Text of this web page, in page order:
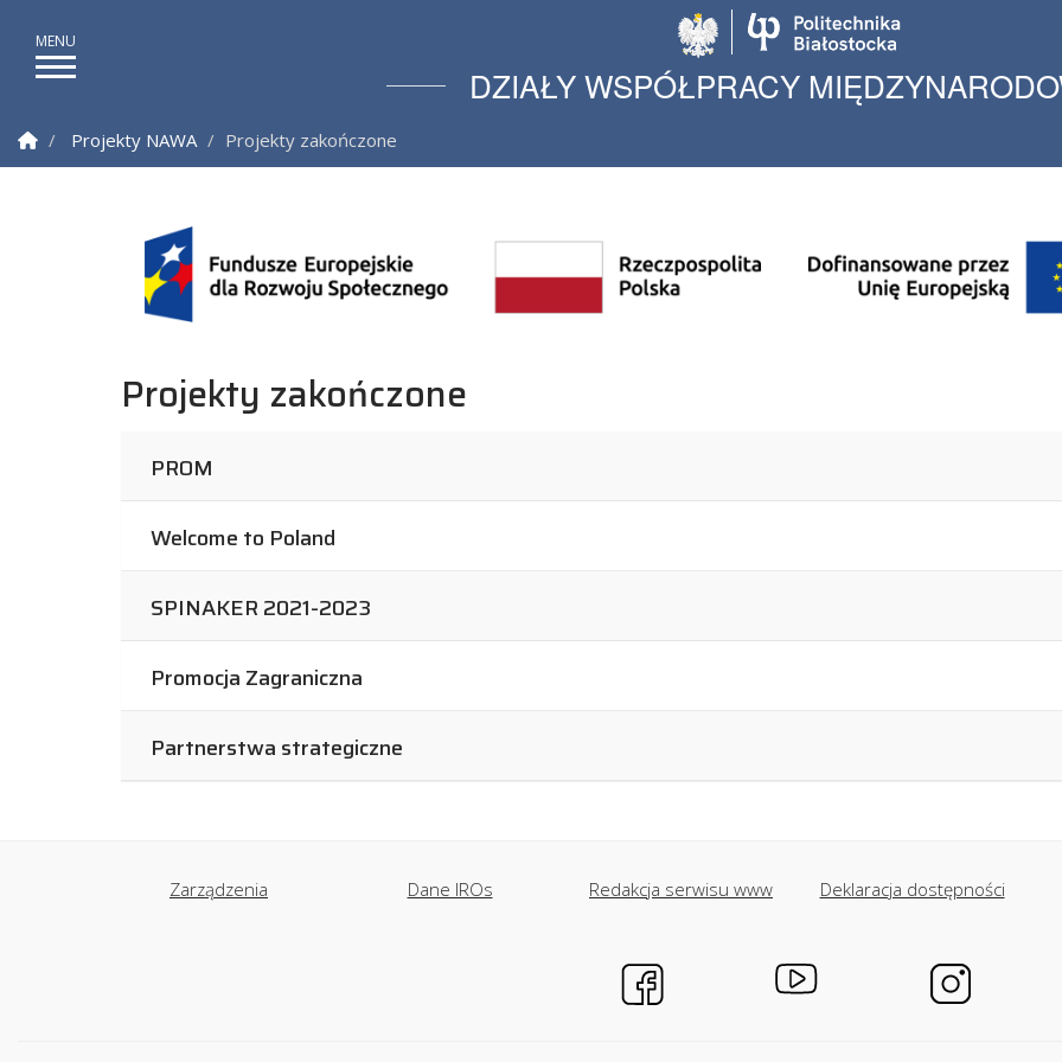
DZIAŁY WSPÓŁPRACY
Strona Główna
Projekty NAWA Projekty zakończone
Działy Współpracy Międzynarodowej
Projekty zakończone
PROM
Welcome to Poland
SPINAKER 2021-2023
Promocja Zagraniczna
Partnerstwa strategiczne
Zarządzenia Dane IROs Redakcja serwisu www Deklaracja dostępności